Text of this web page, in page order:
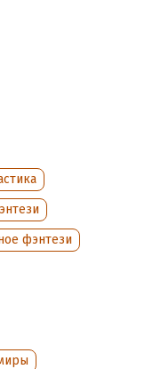
кланов, и даже
меркнут перед
фэнтези